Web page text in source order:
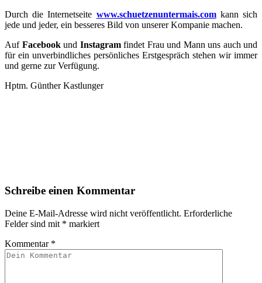
Durch die Internetseite www.schuetzenuntermais.comkann sich
jede und jeder, ein besseres Bild von unserer Kompanie machen.
Auf Facebook und Instagramfindet Frau und Mann uns auch und
für ein unverbindliches persönliches Erstgespräch stehen wir immer
und gerne zur Verfügung.
Hptm. Günther Kastlunger
Schreibe einen Kommentar
Deine E-Mail-Adresse wird nicht veröffentlicht. Erforderliche
Felder sind mit * markiert
Kommentar *